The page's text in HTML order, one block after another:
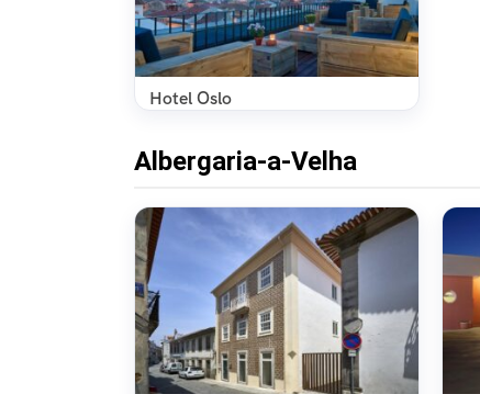
Hotel Oslo
Albergaria-a-Velha